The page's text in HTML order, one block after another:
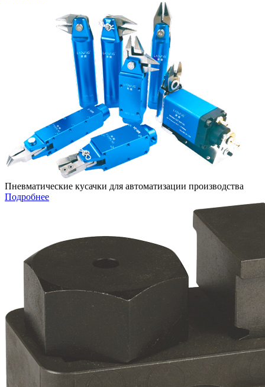
Пневматические кусачки для автоматизации производства
Подробнее